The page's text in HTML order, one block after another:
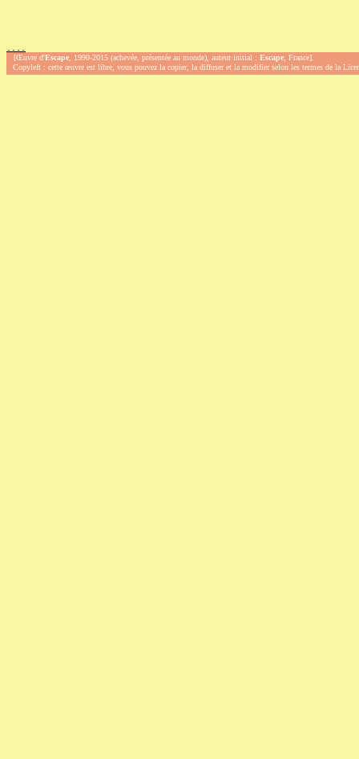
[Œuvre d'Escape, 1990-2015 (achevée, présentée au monde), auteur initial :Escape, France].
Copyleft : cette œuvre est libre, vous pouvez la copier, la diffuser et la modifier selon les termes de la